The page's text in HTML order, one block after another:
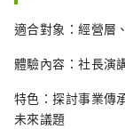
適合對象：經營層
體驗內容：社長演
特色：探討事業傳
未來議題